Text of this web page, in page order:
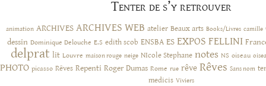
Tenter de s’y retrouver
animation ARCHIVES ARCHIVES WEB atelier Beaux arts Books/Livres camille
dessin Dominique Delouche E.S edith scob ENSBA ES EXPOS FELLINI
delprat lit Louvre maison rouge neige NIcole Stephane notes NS oiseau
PHOTO picasso Rêves Repenti Roger Dumas Rome rue rêve Rêves Sans nom
medicis Viviers